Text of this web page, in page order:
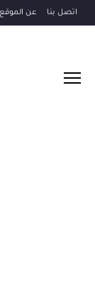
اتصل بنا عن الموقع